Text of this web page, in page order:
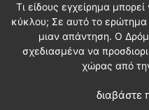
Τι είδους εγχείρημα
κύκλου; Σε αυτό το
μιαν απάντηση. Ο
σχεδιασμένα να
χώρας από
διαβάστε